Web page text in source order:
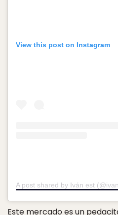
View this post on Instagram
A post shared by Iván est
Este mercado es un